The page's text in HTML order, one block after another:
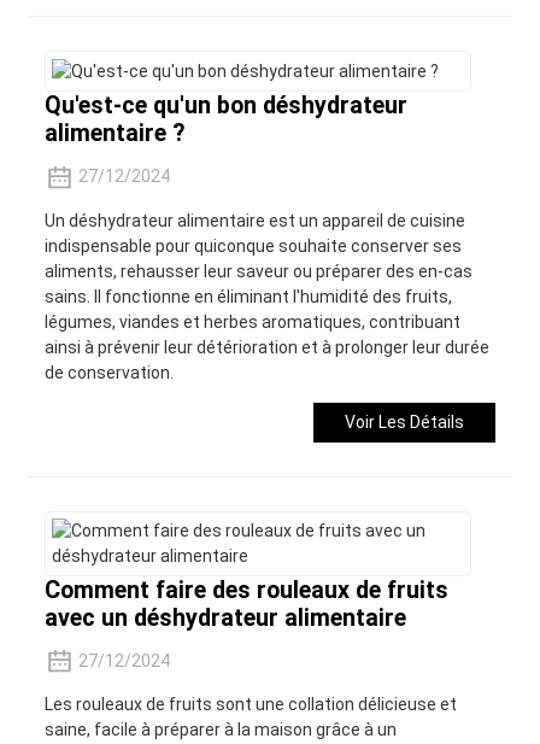
Qu'est-ce qu'un bon déshydrateur
alimentaire ?
27/12/2024
Un déshydrateur alimentaire est un appareil de cuisine
indispensable pour quiconque souhaite conserver ses
aliments, rehausser leur saveur ou préparer des en-cas
sains. Il fonctionne en éliminant l'humidité des fruits,
légumes, viandes et herbes aromatiques, contribuant
ainsi à prévenir leur détérioration et à prolonger leur durée
de conservation.
Voir Les Détails
Comment faire des rouleaux de fruits
avec un déshydrateur alimentaire
27/12/2024
Les rouleaux de fruits sont une collation délicieuse et
saine, facile à préparer à la maison grâce à un